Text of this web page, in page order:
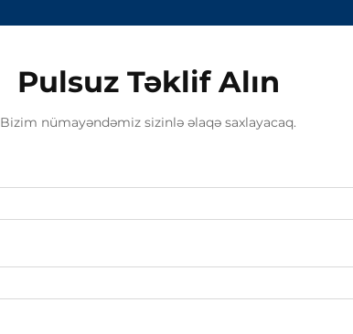
Pulsuz Təklif Alın
Bizim nümayəndəmiz sizinlə əlaqə saxlayacaq.